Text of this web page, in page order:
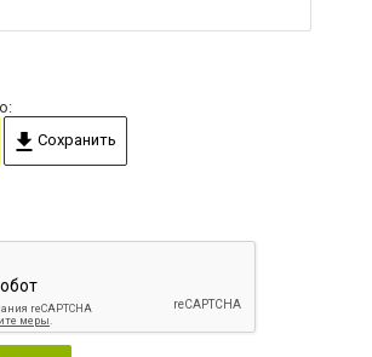
Сохранить